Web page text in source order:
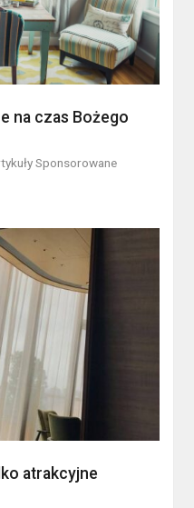
na czas Bożego
Sponsorowane
atrakcyjne